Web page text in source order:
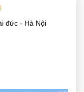
đức - Hà Nội